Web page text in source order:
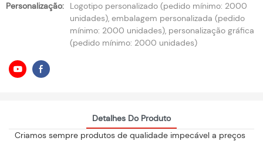
Personalização:
Logotipo personalizado (pedido mínimo: 2000
unidades), embalagem personalizada (pedido
mínimo: 2000 unidades), personalização gráfica
(pedido mínimo: 2000 unidades)
Detalhes Do Produto
Criamos sempre produtos de qualidade impecável a preços